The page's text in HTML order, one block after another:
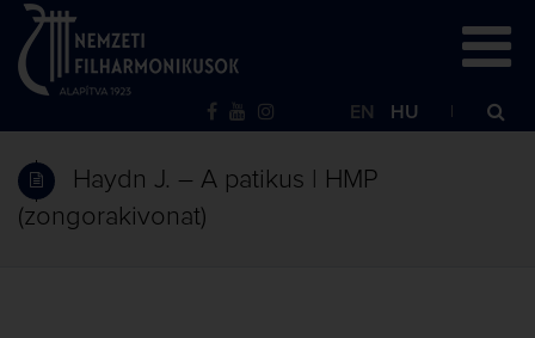
EN HU
Haydn J. – A patikus | HMP
(zongorakivonat)